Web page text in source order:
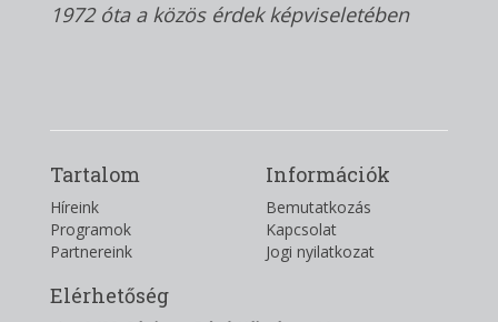
1972 óta a közös érdek képviseletében
Tartalom
Híreink
Programok
Partnereink
Információk
Bemutatkozás
Kapcsolat
Jogi nyilatkozat
Elérhetőség